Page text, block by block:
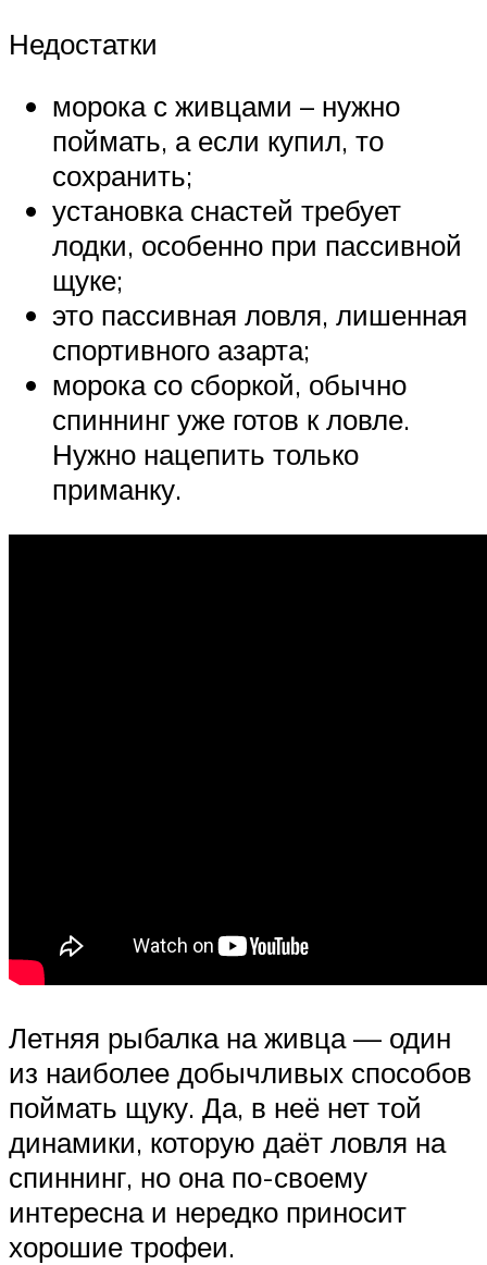
Недостатки
морока с живцами – нужно
поймать, а если купил, то
сохранить;
установка снастей требует
лодки, особенно при пассивной
щуке;
это пассивная ловля, лишенная
спортивного азарта;
морока со сборкой, обычно
спиннинг уже готов к ловле.
Нужно нацепить только
приманку.
Летняя рыбалка на живца — один
из наиболее добычливых способов
поймать щуку. Да, в неё нет той
динамики, которую даёт ловля на
спиннинг, но она по-своему
интересна и нередко приносит
хорошие трофеи.